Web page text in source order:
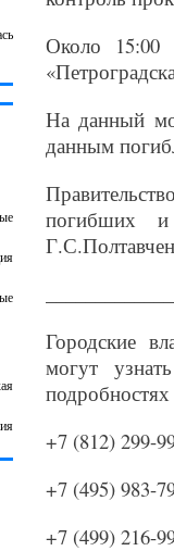
Около 15:00
На данный
данным
погибших и
Городские
могут
+7 (812) 299-
+7 (495) 983-
+7 (499) 216-